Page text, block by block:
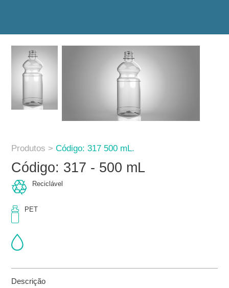
Produtos >Código: 317 500 mL.
Código: 317 - 500 mL
Reciclável
PET
Descrição